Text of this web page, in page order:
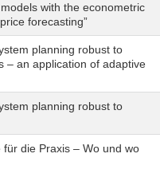
with the econometric
forecasting”
planning robust to
– an application of adaptive
planning robust to
die Praxis – Wo und wo